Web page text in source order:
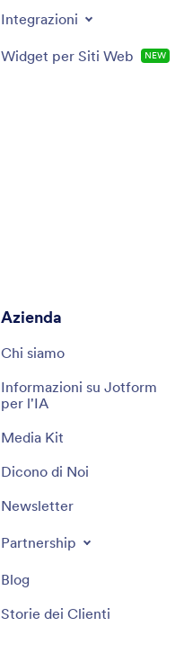
Integrazioni
Widget per Siti Web NEW
Azienda
Chi siamo
Informazioni su Jotform
per l'IA
Media Kit
Dicono di Noi
Newsletter
Partnership
Blog
Storie dei Clienti